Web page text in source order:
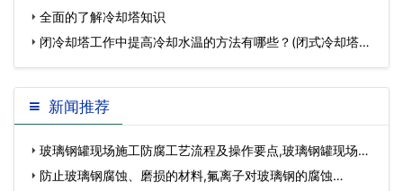
全面的了解冷却塔知识
闭冷却塔工作中提高冷却水温的方法有哪些？(闭式冷却塔的
水位怎样才是正…
新闻推荐
玻璃钢罐现场施工防腐工艺流程及操作要点,玻璃钢罐现场制
作…防止玻璃钢腐蚀、磨损的材料,氟离子对玻璃钢的腐蚀…